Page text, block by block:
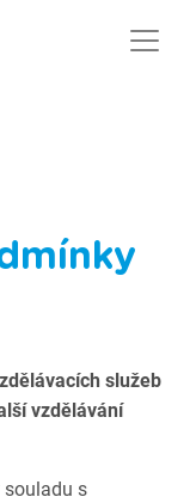
služeb
vzdělávání
souladu s